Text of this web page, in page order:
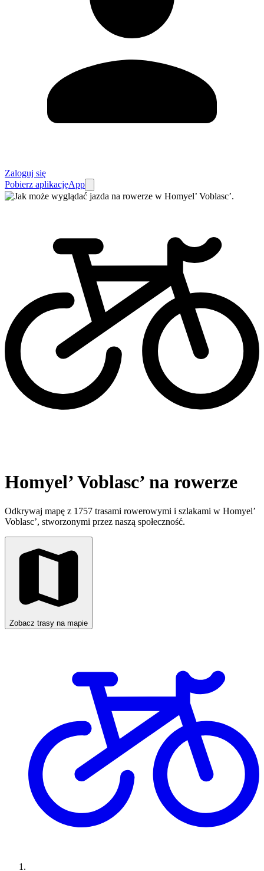
Zaloguj się
Pobierz aplikacjęApp
Homyel’ Voblasc’ na rowerze
Odkrywaj mapę z 1757 trasami rowerowymi i szlakami w Homyel’
Voblasc’, stworzonymi przez naszą społeczność.
Zobacz trasy na mapie